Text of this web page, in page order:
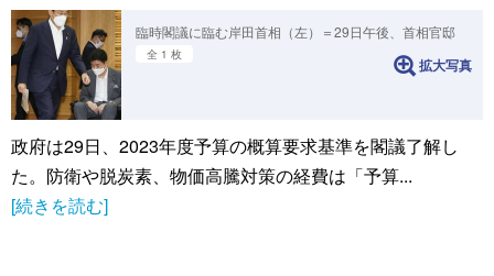
臨時閣議に臨む岸田首相（左）＝29日午後、首相官邸
全 1 枚
拡大写真
政府は29日、2023年度予算の概算要求基準を閣議了解し
た。防衛や脱炭素、物価高騰対策の経費は「予算...
[続きを読む]